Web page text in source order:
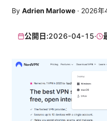
By Adrien Marlowe · 2026年
公開日:2026-04-15·